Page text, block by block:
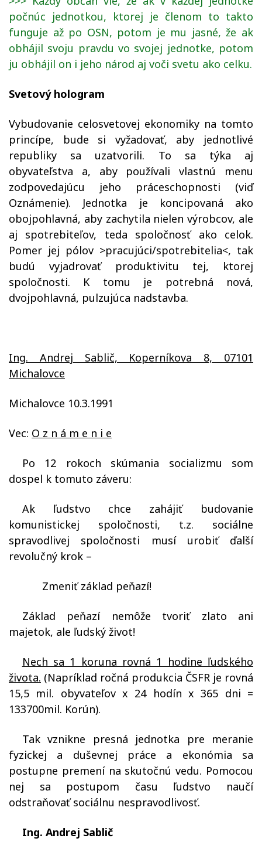
počnúc jednotkou, ktorej je členom to takto
funguje až po OSN, potom je mu jasné, že ak
obhájil svoju pravdu vo svojej jednotke, potom
ju obhájil on i jeho národ aj voči svetu ako celku.
Svetový hologram
Vybudovanie celosvetovej ekonomiky na tomto
princípe, bude si vyžadovať, aby jednotlivé
republiky sa uzatvorili. To sa týka aj
obyvateľstva a, aby používali vlastnú menu
zodpovedajúcu jeho práceschopnosti (viď
Oznámenie). Jednotka je koncipovaná ako
obojpohlavná, aby zachytila nielen výrobcov, ale
aj spotrebiteľov, teda spoločnosť ako celok.
Pomer jej pólov >pracujúci/spotrebitelia<, tak
budú vyjadrovať produktivitu tej, ktorej
spoločnosti. K tomu je potrebná nová,
dvojpohlavná, pulzujúca nadstavba.
Ing. Andrej Sablič, Koperníkova 8, 07101
Michalovce
Michalovce 10.3.1991
Vec: O z n á m e n i e
Po 12 rokoch skúmania socializmu som
dospel k tomuto záveru:
Ak ľudstvo chce zahájiť budovanie
komunistickej spoločnosti, t.z. sociálne
spravodlivej spoločnosti musí urobiť ďalší
revolučný krok –
Zmeniť základ peňazí!
Základ peňazí nemôže tvoriť zlato ani
majetok, ale ľudský život!
Nech sa 1 koruna rovná 1 hodine ľudského
života. (Napríklad ročná produkcia ČSFR je rovná
15,5 mil. obyvateľov x 24 hodín x 365 dni =
133700mil. Korún).
Tak vznikne presná jednotka pre meranie
fyzickej a duševnej práce a ekonómia sa
postupne premení na skutočnú vedu. Pomocou
nej sa postupom času ľudstvo naučí
odstraňovať sociálnu nespravodlivosť.
Ing. Andrej Sablič